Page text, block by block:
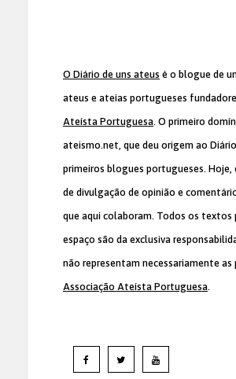
O Diário de uns ateus é o blogue de
ateus e ateias portugueses
Ateísta Portuguesa. O primeiro
ateismo.net, que deu origem ao
primeiros blogues portugueses. Hoje,
de divulgação de opinião e
que aqui colaboram. Todos os textos
espaço são da exclusiva
não representam necessariamente as
Associação Ateísta Portuguesa.